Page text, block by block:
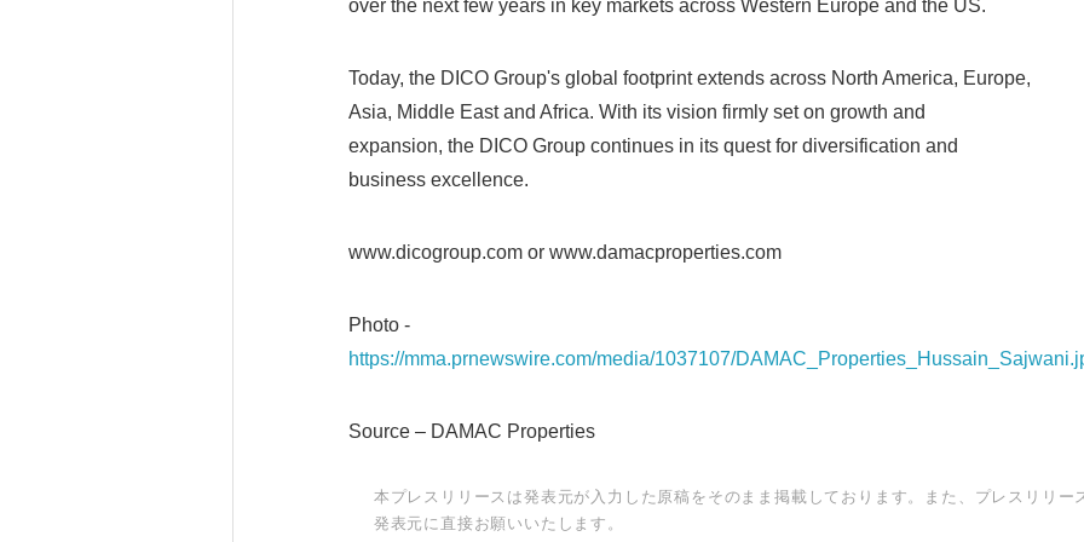
over the next few years in key markets across Western Europe and the US.
Today, the DICO Group's global footprint extends across North America, Europe,
Asia, Middle East and Africa. With its vision firmly set on growth and
expansion, the DICO Group continues in its quest for diversification and
business excellence.
www.dicogroup.com or www.damacproperties.com
Photo -
https://mma.prnewswire.com/media/1037107/
Source – DAMAC Properties
本プレスリリースは発表元が入力した原稿をそのまま掲載しております。また、プレスリリー
発表元に直接お願いいたします。